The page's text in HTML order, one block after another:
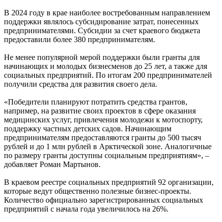
В 2024 году в крае наиболее востребованным направлением
поддержки являлось субсидирование затрат, понесенных
предпринимателями. Субсидии за счет краевого бюджета
предоставили более 380 предпринимателям.
Не менее популярной мерой поддержки были гранты для
начинающих и молодых бизнесменов до 25 лет, а также для
социальных предприятий. По итогам 200 предпринимателей
получили средства для развития своего дела.
«Победители планируют потратить средства грантов,
например, на развитие своих проектов в сфере оказания
медицинских услуг, привлечения молодежи к мотоспорту,
поддержку частных детских садов. Начинающим
предпринимателям предоставляются гранты до 500 тысяч
рублей и до 1 млн рублей в Арктической зоне. Аналогичные
по размеру гранты доступны социальным предприятиям», –
добавляет Роман Мартынов.
В краевом реестре социальных предприятий 92 организации,
которые ведут общественно полезные бизнес-проекты.
Количество официально зарегистрированных социальных
предприятий с начала года увеличилось на 26%.